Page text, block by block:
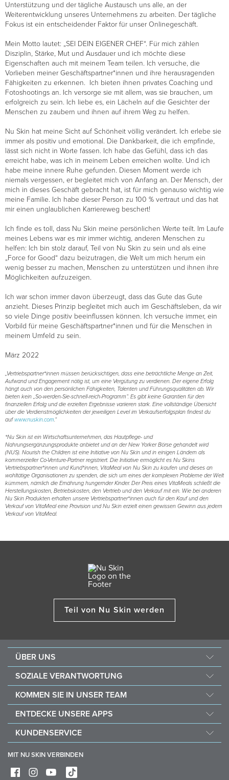
Unterstützung und der tägliche Austausch uns alle, an der
Weiterentwicklung unseres Unternehmens zu arbeiten. Der tägliche
Fokus ist ein entscheidender Faktor für unser Onlinegeschäft.
Mein Motto lautet: „SEI DEIN EIGENER CHEF“. Für mich zählen
Disziplin, Stärke, Mut und Ausdauer und ich möchte diese
Eigenschaften auch mit meinem Team teilen. Ich versuche, die
Vorlieben meiner Geschäftspartner*innen und ihre herausragenden
Fähigkeiten zu erkennen. Ich bieten ihnen privates Coaching und
Fotoshootings an. Ich versorge sie mit allem, was sie brauchen, um
erfolgreich zu sein. Ich liebe es, ein Lächeln auf die Gesichter der
Menschen zu zaubern und ihnen auf ihrem Weg zu helfen.
Nu Skin hat meine Sicht auf Schönheit völlig verändert. Ich erlebe sie
immer als positiv und emotional. Die Dankbarkeit, die ich empfinde,
lässt sich nicht in Worte fassen. Ich habe das Gefühl, dass ich das
erreicht habe, was ich in meinem Leben erreichen wollte. Und ich
habe meine innere Ruhe gefunden. Diesen Moment werde ich
niemals vergessen, er begleitet mich von Anfang an. Der Mensch, der
mich in dieses Geschäft gebracht hat, ist für mich genauso wichtig wie
meine Familie. Ich habe dieser Person zu 100 % vertraut und das hat
mir einen unglaublichen Karriereweg beschert!
Ich finde es toll, dass Nu Skin meine persönlichen Werte teilt. Im Laufe
meines Lebens war es mir immer wichtig, anderen Menschen zu
helfen: Ich bin stolz darauf, Teil von Nu Skin zu sein und als eine
„Force for Good“ dazu beizutragen, die Welt um mich herum ein
wenig besser zu machen, Menschen zu unterstützen und ihnen ihre
Möglichkeiten aufzuzeigen.
Ich war schon immer davon überzeugt, dass das Gute das Gute
anzieht. Dieses Prinzip begleitet mich auch im Geschäftsleben, da wir
so viele Dinge positiv beeinflussen können. Ich versuche immer, ein
Vorbild für meine Geschäftspartner*innen und für die Menschen in
meinem Umfeld zu sein.
März 2022
„Vertriebspartner*innen müssen berücksichtigen, dass eine beträchtliche Menge an Zeit,
Aufwand und Engagement nötig ist, um eine Vergütung zu verdienen. Der eigene Erfolg
hängt auch von den persönlichen Fähigkeiten, Talenten und Führungsqualitäten ab. Wir
bieten kein „So-werden-Sie-schnell-reich-Programm“. Es gibt keine Garantien für den
finanziellen Erfolg und die erzielten Ergebnisse variieren stark. Eine vollständige Übersicht
über die Verdienstmöglichkeiten der jeweiligen Level im Verkaufserfolgsplan findest du
aufwww.nuskin.com.“
*Nu Skin ist ein Wirtschaftsunternehmen, das Hautpflege- und
Nahrungsergänzungsprodukte anbietet und an der New Yorker Börse gehandelt wird
(NUS). Nourish the Children ist eine Initiative von Nu Skin und in einigen Ländern als
kommerzieller Co-Venture-Partner registriert. Die Initiative ermöglicht es Nu Skins
Vertriebspartner*innen und Kund*innen, VitaMeal von Nu Skin zu kaufen und dieses an
wohltätige Organisationen zu spenden, die sich um eines der komplexen Probleme der Welt
kümmern, nämlich die Ernährung hungernder Kinder. Der Preis eines VitaMeals schließt die
Herstellungskosten, Betriebskosten, den Vertrieb und den Verkauf mit ein. Wie bei anderen
Nu Skin Produkten erhalten unsere Vertriebspartner*innen auch für den Kauf und den
Verkauf von VitaMeal eine Provision und Nu Skin erzielt einen gewissen Gewinn aus jedem
Verkauf von VitaMeal.
Teil von Nu Skin werden
ÜBER UNS
Jobs & Karriere
SOZIALE VERANTWORTUNG
Force for Good
Kaufe und spende mit Vitameal
KOMMEN SIE IN UNSER TEAM
Finanzielle Vergütung
Richtlinien
ENTDECKE UNSERE APPS
Stela
KUNDENSERVICE
Mache von deinem Widerrufsrecht Gebrauch
MIT NU SKIN VERBINDEN